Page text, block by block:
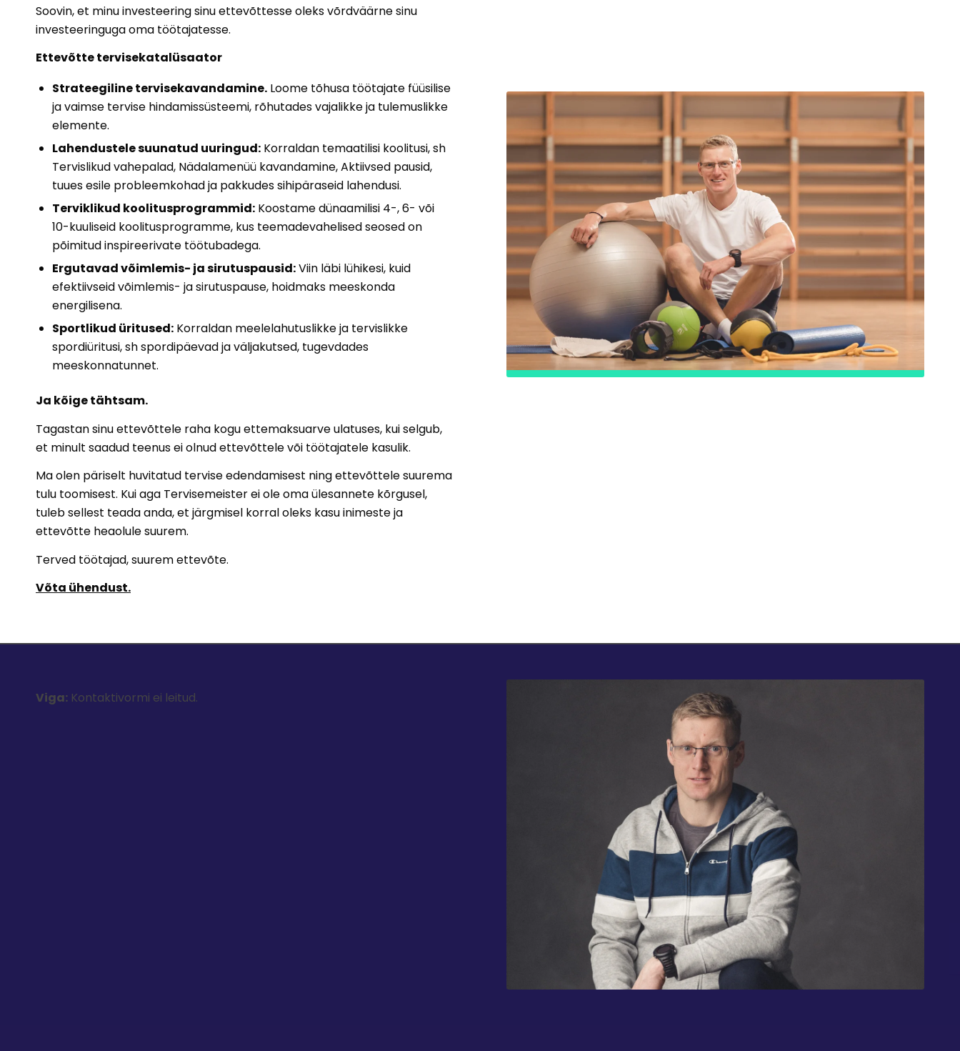
Soovin, et minu investeering sinu ettevõttesse oleks võrdväärne sinu
investeeringuga oma töötajatesse.
Ettevõtte tervisekatalüsaator
Strateegiline tervisekavandamine. Loome tõhusa töötajate füüsilise
ja vaimse tervise hindamissüsteemi, rõhutades vajalikke ja tulemuslikke
elemente.
Lahendustele suunatud uuringud: Korraldan temaatilisi koolitusi, sh
Tervislikud vahepalad, Nädalamenüü kavandamine, Aktiivsed pausid,
tuues esile probleemkohad ja pakkudes sihipäraseid lahendusi.
Terviklikud koolitusprogrammid: Koostame dünaamilisi 4-, 6- või
10-kuuliseid koolitusprogramme, kus teemadevahelised seosed on
põimitud inspireerivate töötubadega.
Ergutavad võimlemis- ja sirutuspausid:Viin läbi lühikesi, kuid
efektiivseid võimlemis- ja sirutuspause, hoidmaks meeskonda
energilisena.
Sportlikud üritused: Korraldan meelelahutuslikke ja tervislikke
spordiüritusi, sh spordipäevad ja väljakutsed, tugevdades
meeskonnatunnet.
Ja kõige tähtsam.
Tagastan sinu ettevõttele raha kogu ettemaksuarve ulatuses, kui selgub,
et minult saadud teenus ei olnud ettevõttele või töötajatele kasulik.
Ma olen päriselt huvitatud tervise edendamisest ning ettevõttele suurema
tulu toomisest. Kui aga Tervisemeister ei ole oma ülesannete kõrgusel,
tuleb sellest teada anda, et järgmisel korral oleks kasu inimeste ja
ettevõtte heaolule suurem.
Terved töötajad, suurem ettevõte.
Võta ühendust.
Viga: Kontaktivormi ei leitud.